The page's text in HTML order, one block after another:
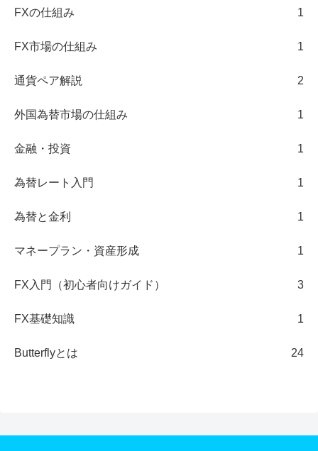
FXの仕組み 1
FX市場の仕組み 1
通貨ペア解説 2
外国為替市場の仕組み 1
金融・投資 1
為替レート入門 1
為替と金利 1
マネープラン・資産形成 1
FX入門（初心者向けガイド） 3
FX基礎知識 1
Butterflyとは 24